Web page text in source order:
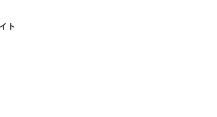
ト